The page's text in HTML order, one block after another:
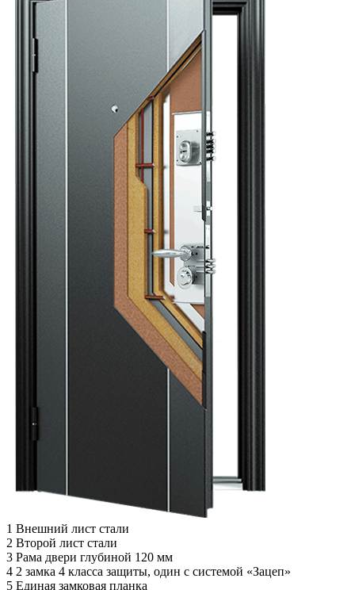
1 Внешний лист стали
2 Второй лист стали
3 Рама двери глубиной 120 мм
4 2 замка 4 класса защиты, один с системой «Зацеп»
5 Единая замковая планка